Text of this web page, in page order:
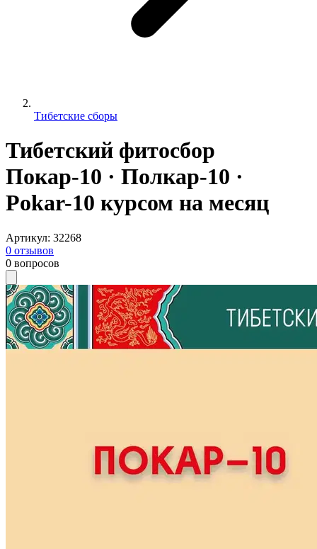
Тибетские сборы
Тибетский фитосбор
Покар-10 · Полкар-10 ·
Pokar-10 курсом на месяц
Артикул: 32268
0 отзывов
0 вопросов